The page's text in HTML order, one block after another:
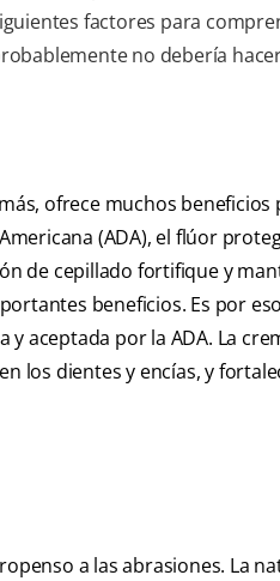
factores para
no debería
ofrece muchos beneficios
(ADA), el flúor
de cepillado fortifique y
beneficios. Es por
aceptada por la ADA. La
los dientes y encías, y
a las abrasiones. La